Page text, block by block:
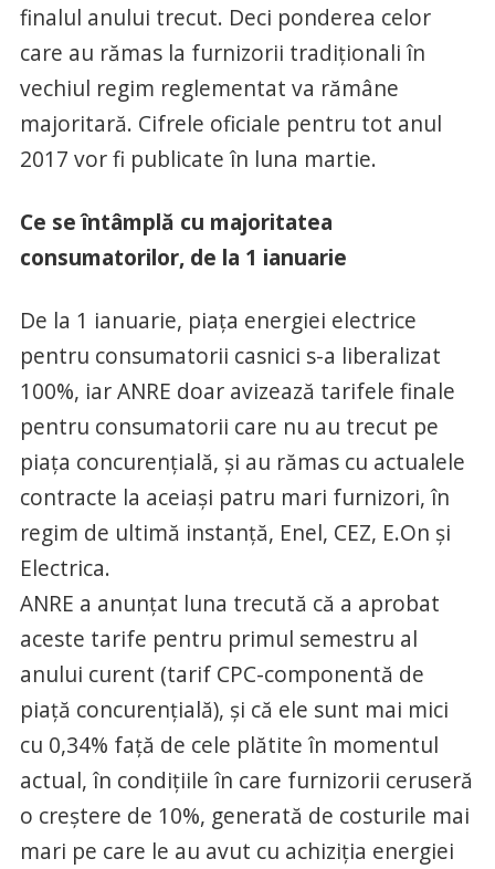
finalul anului trecut. Deci ponderea celor
care au rămas la furnizorii tradiţionali în
vechiul regim reglementat va rămâne
majoritară. Cifrele oficiale pentru tot anul
2017 vor fi publicate în luna martie.
Ce se întâmplă cu majoritatea
consumatorilor, de la 1 ianuarie
De la 1 ianuarie, piaţa energiei electrice
pentru consumatorii casnici s-a liberalizat
100%, iar ANRE doar avizează tarifele finale
pentru consumatorii care nu au trecut pe
piaţa concurenţială, şi au rămas cu actualele
contracte la aceiaşi patru mari furnizori, în
regim de ultimă instanţă, Enel, CEZ, E.On şi
Electrica.
ANRE a anunţat luna trecută că a aprobat
aceste tarife pentru primul semestru al
anului curent (tarif CPC-componentă de
piaţă concurenţială), şi că ele sunt mai mici
cu 0,34% faţă de cele plătite în momentul
actual, în condiţiile în care furnizorii ceruseră
o creştere de 10%, generată de costurile mai
mari pe care le au avut cu achiziţia energiei